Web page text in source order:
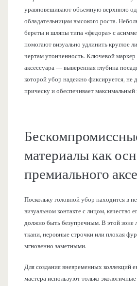
уравновешивают объемную верхнюю
обладательницам высокого роста.
береты и шляпы типа «федора» с
помогают визуально удлинить круглое
чертам утонченность. Ключевой маркер
аксессуара — выверенная глубина
которой убор надежно фиксируется, не
прическу и обеспечивает максимальный
материалы как
премиального
Поскольку головной убор находится в
визуальном контакте с лицом, качество
должно быть безупречным. В этой зоне
ткани, неровные строчки или плохая
мгновенно заметными.
Для создания вневременных коллекций
мастера используют только